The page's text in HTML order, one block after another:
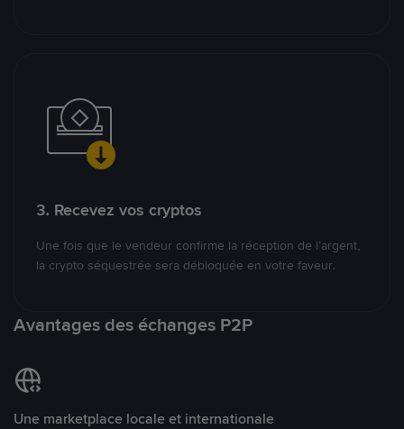
3. Recevez vos cryptos
Une fois que le vendeur confirme la réception de l’argent,
la crypto séquestrée sera débloquée en votre faveur.
Avantages des échanges P2P
Une marketplace locale et internationale